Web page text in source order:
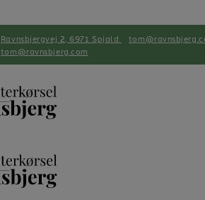
Ravnsbjergvej 2, 6971 Spjald
tom@ravnsbjerg.com